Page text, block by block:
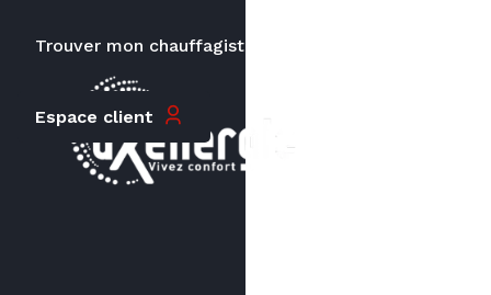
Trouver mon chauffagiste
Espace client
Le prix peut varier en fonction de